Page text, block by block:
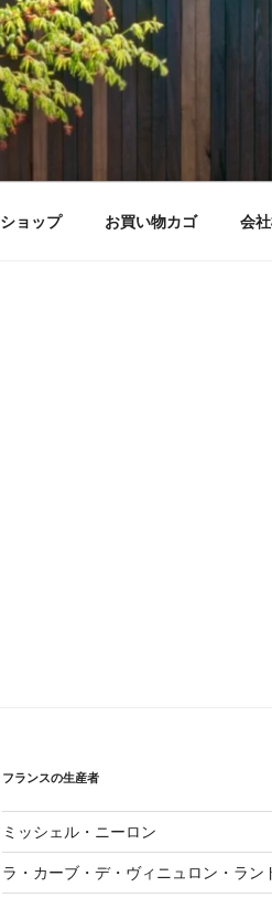
ショップ お買い物カゴ 会
フランスの生産者
ミッシェル・ニーロン
ラ・カーブ・デ・ヴィニュロン・ラン